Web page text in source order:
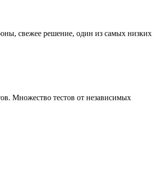
свежее решение, один из самых низких
Множество тестов от независимых